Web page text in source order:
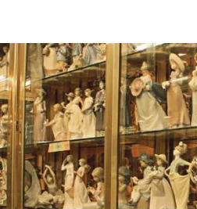
Recomendado por qdq
Angel´s Souvenirs
Regalos
Calle Jacinto Benavente, Complejo
29640, Fuengirola, Málaga
VISITAR WEB CÓMO